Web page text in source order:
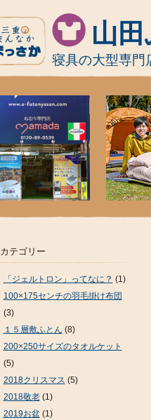
山
寝具の大型専門
カテゴリー
「ジェルトロン」ってなに？ (1)
100×175センチの羽毛掛け布団
(3)
１５層敷ふとん (8)
200×250サイズのタオルケット
(5)
2018クリスマス (5)
2018敬老(1)
2019お盆(1)